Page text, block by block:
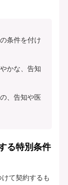
条件を付け
かな、告知
、告知や医
る特別条件
て契約するも